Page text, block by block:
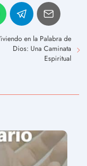
en la Palabra de
Dios: Una Caminata
Espiritual